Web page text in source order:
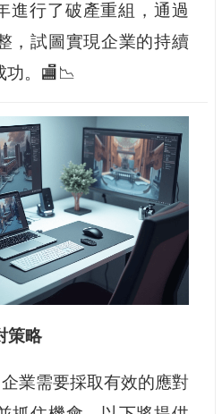
進行了破產重組，通過
，試圖實現企業的持續
功。🏬📉
策略
業需要採取有效的應對